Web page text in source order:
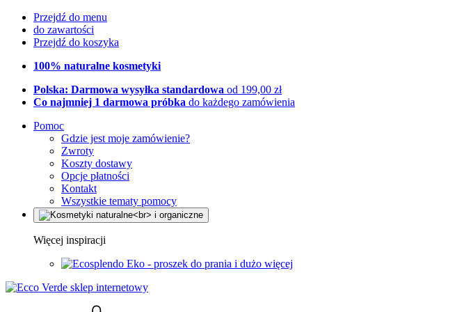
Przejdź do menu
do zawartości
Przejdź do koszyka
100% naturalne kosmetyki
Polska: Darmowa wysyłka standardowa od 199,00 zł
Co najmniej 1 darmowa próbka do każdego zamówienia
Pomoc
Gdzie jest moje zamówienie?
Zwroty
Koszty dostawy
Opcje płatności
Kontakt
Wszystkie tematy pomocy
Więcej inspiracji
Eko - proszek do prania i dużo więcej